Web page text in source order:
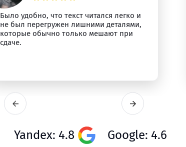
Было удобно, что текст читался легко и
не был перегружен лишними деталями,
которые обычно только мешают при
сдаче.
Yandex: 4.8 Google: 4.6